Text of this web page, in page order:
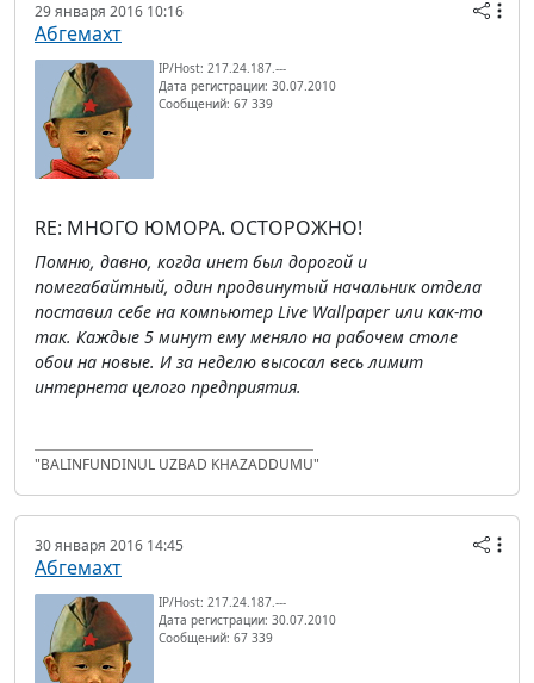
29 января 2016 10:16
Абгемахт
IP/Host: 217.24.187.---
Дата регистрации: 30.07.2010
Сообщений: 67 339
RE: МНОГО ЮМОРА. ОСТОРОЖНО!
Помню, давно, когда инет был дорогой и
помегабайтный, один продвинутый начальник отдела
поставил себе на компьютер Live Wallpaper или как-то
так. Каждые 5 минут ему меняло на рабочем столе
обои на новые. И за неделю высосал весь лимит
интернета целого предприятия.
"BALINFUNDINUL UZBAD KHAZADDUMU"
30 января 2016 14:45
Абгемахт
IP/Host: 217.24.187.---
Дата регистрации: 30.07.2010
Сообщений: 67 339